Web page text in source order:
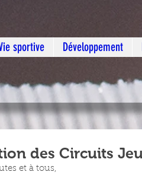
sportive Développement
des Circuits
et à tous,